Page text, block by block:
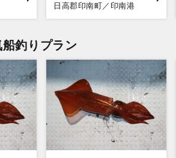
日高郡印南町／印南港
釣りプラン